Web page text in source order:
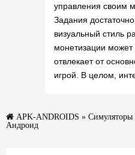
управления своим
Задания
визуальный стиль
монетизации может
отвлекает от
игрой. В целом,
APK-ANDROIDS » Симуляторы
Андроид